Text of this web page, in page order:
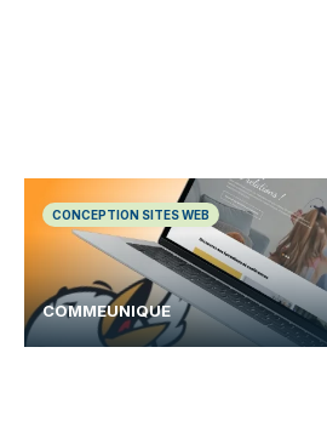
CONCEPTION SITES WEB
COMMEUNIQUE